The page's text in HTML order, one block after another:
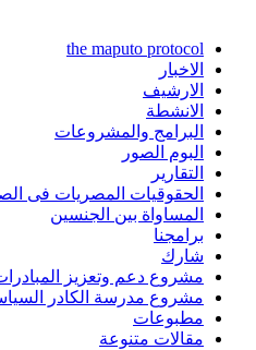
the maputo protocol
الاخبار
الارشيف
الانشطة
البرامج والمشروعات
البوم الصور
التقارير
الحقوقيات المصريات فى
المساواة بين الجنسين
برامجنا
شارك
مشروع دعم وتعزيز المبادرات
مشروع مدرسة الكادر
مطبوعات
مقالات متنوعة